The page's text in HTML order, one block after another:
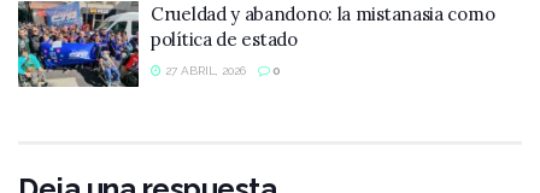
Crueldad y abandono: la mistanasia como
política de estado
27 ABRIL, 2026 0